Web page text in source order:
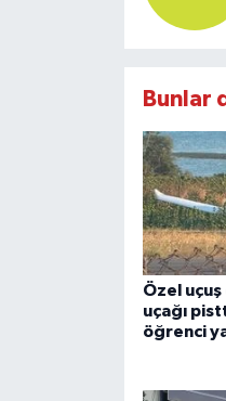
Bunlar
Özel
uçağı
öğrenci